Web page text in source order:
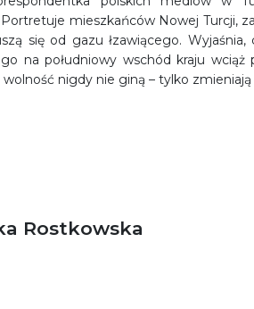
mieszkańców Nowej Turcji,
się od gazu łzawiącego. Wyjaśnia,
na południowy wschód kraju wciąż
nigdy nie giną – tylko
Rostkowska